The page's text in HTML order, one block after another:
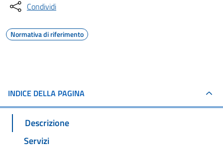
Condividi
Normativa di riferimento
INDICE DELLA PAGINA
Descrizione
Servizi